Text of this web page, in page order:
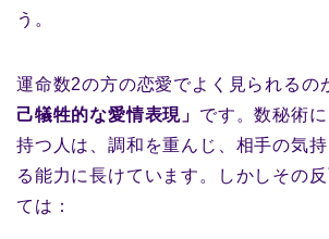
う。
運命数2の方の恋愛でよく見られるの
己犠牲的な愛情表現」 です。数秘術
持つ人は、調和を重んじ、相手の気
る能力に長けています。しかしその
ては：